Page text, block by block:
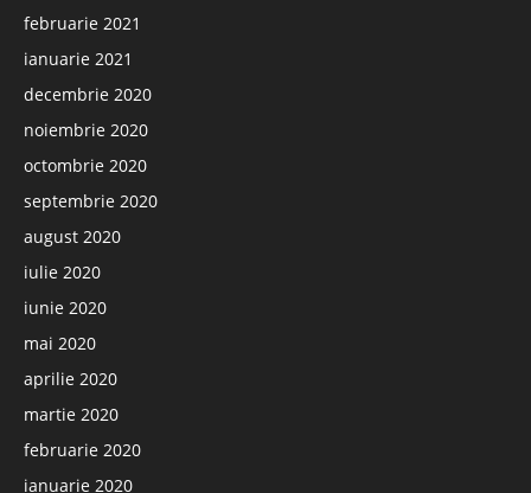
februarie 2021
ianuarie 2021
decembrie 2020
noiembrie 2020
octombrie 2020
septembrie 2020
august 2020
iulie 2020
iunie 2020
mai 2020
aprilie 2020
martie 2020
februarie 2020
ianuarie 2020